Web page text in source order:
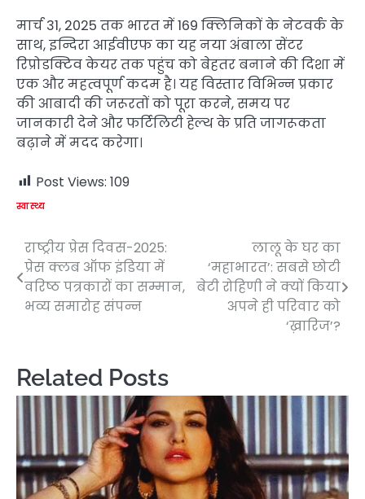
मार्च 31, 2025 तक भारत में 169 क्लिनिकों के नेटवर्क के
साथ, इन्दिरा आईवीएफ का यह नया अंबाला सेंटर
रिप्रोडक्टिव केयर तक पहुंच को बेहतर बनाने की दिशा में
एक और महत्वपूर्ण कदम है। यह विस्तार विभिन्न प्रकार
की आबादी की जरूरतों को पूरा करने, समय पर
जानकारी देने और फर्टिलिटी हेल्थ के प्रति जागरूकता
बढ़ाने में मदद करेगा।
Post Views: 109
स्वास्थ्य
Post
navigation
राष्ट्रीय प्रेस दिवस-2025:
प्रेस क्लब ऑफ इंडिया में
वरिष्ठ पत्रकारों का सम्मान,
भव्य समारोह संपन्न
लालू के घर का
‘महाभारत’: सबसे छोटी
बेटी रोहिणी ने क्यों किया
अपने ही परिवार को
‘ख़ारिज’?
Related Posts